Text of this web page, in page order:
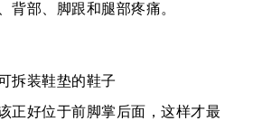
背部、脚跟和腿部疼痛。
拆装鞋垫的鞋子
正好位于前脚掌后面，这样才最